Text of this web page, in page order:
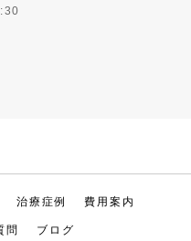
治療症例 費用案内
問 ブログ